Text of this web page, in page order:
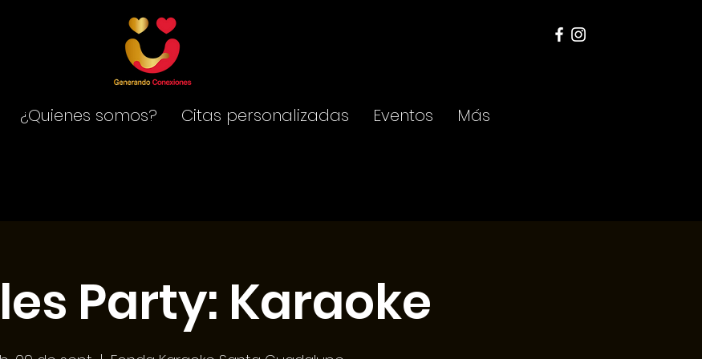
¿Quienes somos? Citas personalizadas Eventos Más
Party: Karaoke